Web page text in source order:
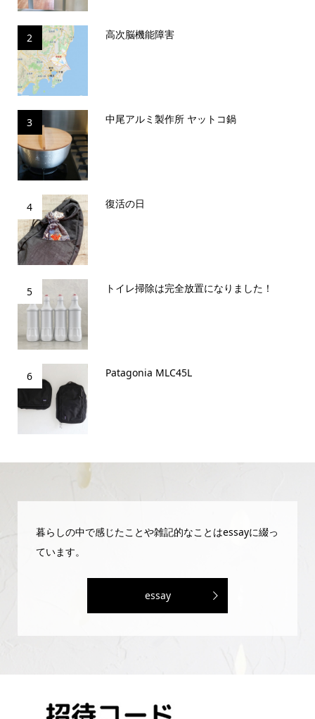
2 高次脳機能障害
3 中尾アルミ製作所 ヤットコ鍋
4 復活の日
5 トイレ掃除は完全放置になりました！
6 Patagonia MLC45L
暮らしの中で感じたことや雑記的なことはessayに綴っ
ています。
essay